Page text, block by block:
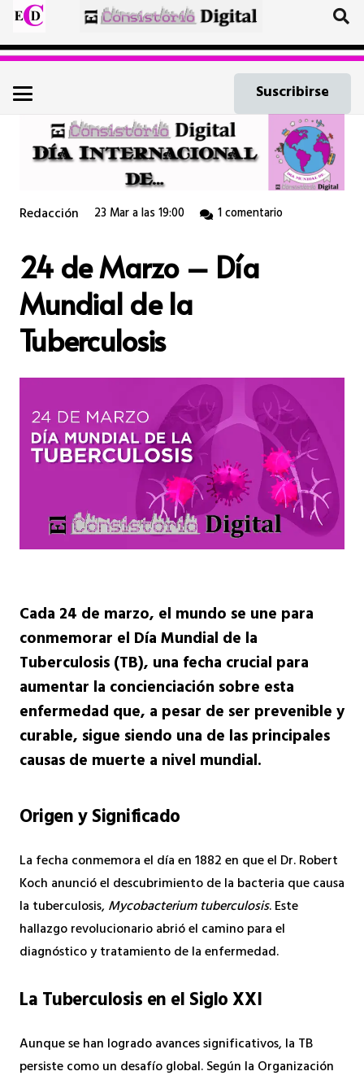
Suscribirse
Redacción 23 Mar a las 19:00 1comentario
24 de Marzo – Día
Mundial de la
Tuberculosis
Cada 24 de marzo, el mundo se une para
conmemorar el Día Mundial de la
Tuberculosis (TB), una fecha crucial para
aumentar la concienciación sobre esta
enfermedad que, a pesar de ser prevenible y
curable, sigue siendo una de las principales
causas de muerte a nivel mundial.
Origen y Significado
La fecha conmemora el día en 1882 en que el Dr. Robert
Koch anunció el descubrimiento de la bacteria que causa
la tuberculosis,Mycobacterium tuberculosis. Este
hallazgo revolucionario abrió el camino para el
diagnóstico y tratamiento de la enfermedad.
La Tuberculosis en el Siglo XXI
Aunque se han logrado avances significativos, la TB
persiste como un desafío global. Según la Organización